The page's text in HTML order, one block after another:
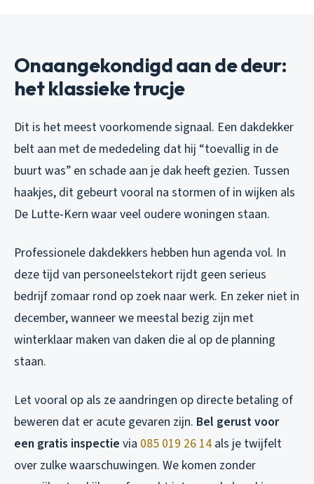
Onaangekondigd aan de deur:
het klassieke trucje
Dit is het meest voorkomende signaal. Een dakdekker
belt aan met de mededeling dat hij “toevallig in de
buurt was” en schade aan je dak heeft gezien. Tussen
haakjes, dit gebeurt vooral na stormen of in wijken als
De Lutte-Kern waar veel oudere woningen staan.
Professionele dakdekkers hebben hun agenda vol. In
deze tijd van personeelstekort rijdt geen serieus
bedrijf zomaar rond op zoek naar werk. En zeker niet in
december, wanneer we meestal bezig zijn met
winterklaar maken van daken die al op de planning
staan.
Let vooral op als ze aandringen op directe betaling of
beweren dat er acute gevaren zijn. Bel gerust voor
een gratis inspectie via 085 019 26 14 als je twijfelt
over zulke waarschuwingen. We komen zonder